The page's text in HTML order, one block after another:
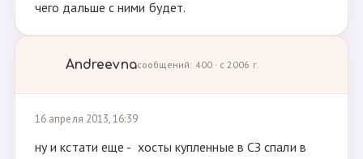
чего дальше с ними будет.
Andreevnaсообщений: 400 · с 2006 г.
16 апреля 2013, 16:39
ну и кстати еще - хосты купленные в СЗ спали в